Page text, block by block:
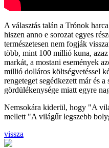
A választás talán a Trónok
hiszen anno e sorozat egyes
természetesen nem fogják
több, mint 100 millió kuna,
markát, a mostani események
millió dolláros költségvetéssel
rengeteget segédkezett már és
gördülékenysége miatt egyre
Nemsokára kiderül, hogy "A
mellett "A világűr legszebb
vissza